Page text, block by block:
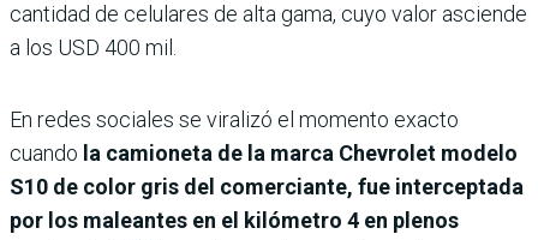
cantidad de celulares de alta gama, cuyo valor asciende
a los USD 400 mil.
En redes sociales se viralizó el momento exacto
cuando la camioneta de la marca Chevrolet modelo
S10 de color gris del comerciante, fue interceptada
por los maleantes en el kilómetro 4 en plenos